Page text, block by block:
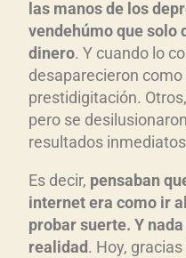
las manos de los
vendehúmo que solo
dinero. Y cuando lo
desaparecieron
prestidigitación.
pero se
resultados
Es decir, pensaban
internet era como ir
probar suerte. Y
realidad. Hoy,